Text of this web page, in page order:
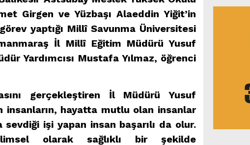
Girgen ve Yüzbaşı Alaeddin Yiğit’in
yaptığı Millî Savunma Üniversitesi
İl Millî Eğitim Müdürü Yusuf
Yardımcısı Mustafa Yılmaz, öğrenci
gerçekleştiren İl Müdürü Yusuf
insanların, hayatta mutlu olan insanlar
işi yapan insan başarılı da olur.
olarak sağlıklı bir şekilde